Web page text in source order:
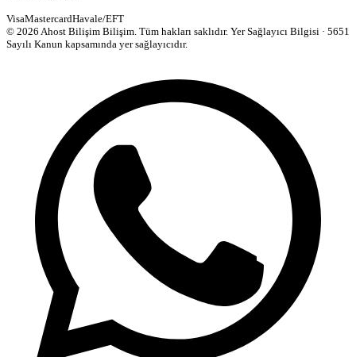
VisaMastercardHavale/EFT
© 2026 Ahost Bilişim Bilişim. Tüm hakları saklıdır. Yer Sağlayıcı Bilgisi · 5651
Sayılı Kanun kapsamında yer sağlayıcıdır.